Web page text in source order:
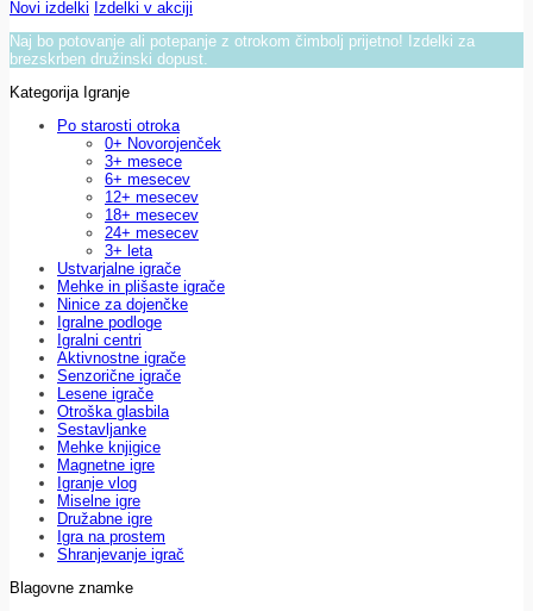
Novi izdelki Izdelki v akciji
Naj bo potovanje ali potepanje z otrokom čimbolj prijetno! Izdelki za
brezskrben družinski dopust.
Kategorija Igranje
Po starosti otroka
0+ Novorojenček
3+ mesece
6+ mesecev
12+ mesecev
18+ mesecev
24+ mesecev
3+ leta
Ustvarjalne igrače
Mehke in plišaste igrače
Ninice za dojenčke
Igralne podloge
Igralni centri
Aktivnostne igrače
Senzorične igrače
Lesene igrače
Otroška glasbila
Sestavljanke
Mehke knjigice
Magnetne igre
Igranje vlog
Miselne igre
Družabne igre
Igra na prostem
Shranjevanje igrač
Blagovne znamke